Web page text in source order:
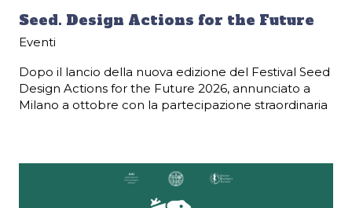
Seed. Design Actions for the Future
Eventi
Dopo il lancio della nuova edizione del Festival Seed
Design Actions for the Future 2026, annunciato a
Milano a ottobre con la partecipazione straordinaria